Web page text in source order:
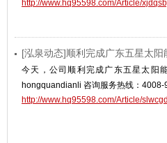
http://www.hq95598.com/Article/
[泓泉动态]顺利完成广东五星太阳
今天，公司顺利完成广东五星太阳
hongquandianli 咨询服务热线：
http://www.hq95598.com/Article/